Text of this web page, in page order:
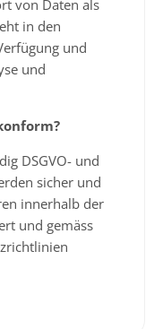
von Daten als
in den
und
und
DSGVO- und
sicher und
innerhalb der
und gemäss